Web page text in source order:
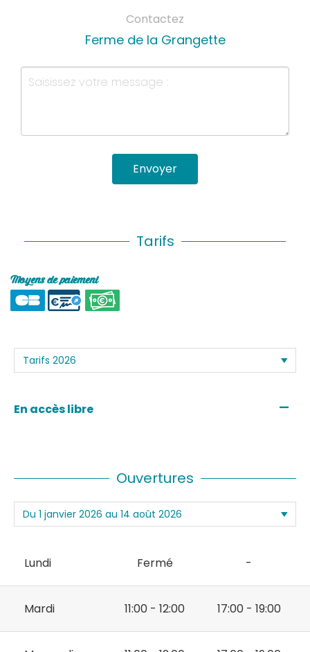
Contactez
Ferme de la Grangette
Envoyer
Tarifs
Moyens de paiement
En accès libre —
Ouvertures
Lundi Fermé -
Mardi 11:00 - 12:00 17:00 - 19:00